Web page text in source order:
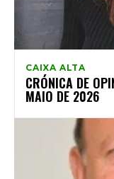
CAIXA ALTA
CRÓNICA DE
MAIO DE 2026